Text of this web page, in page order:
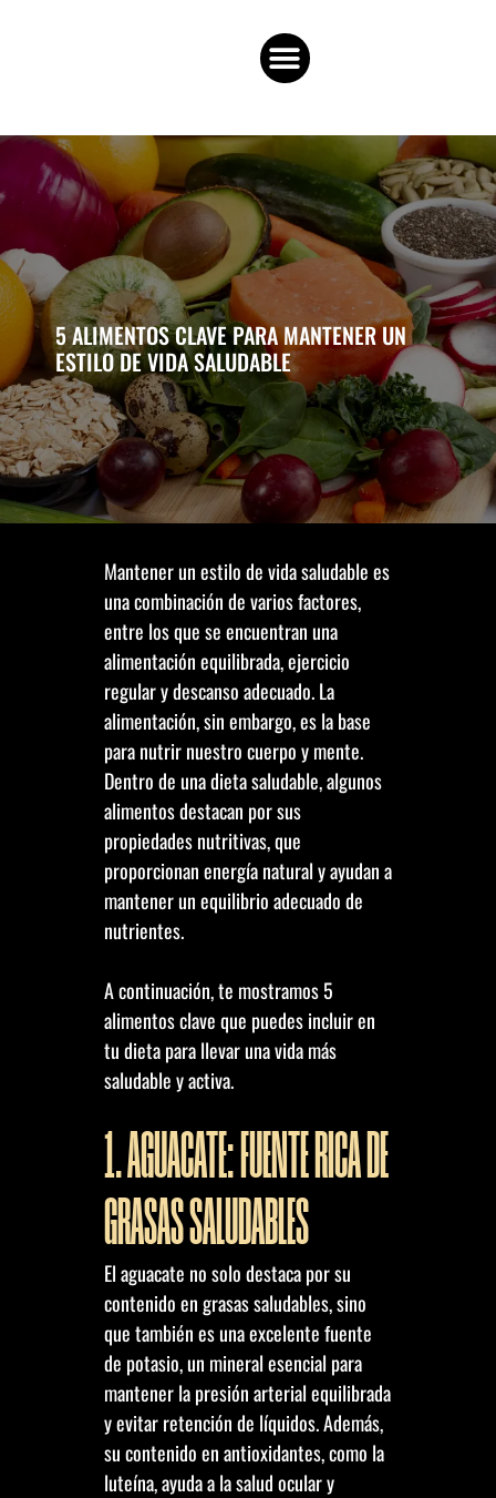
5 ALIMENTOS CLAVE PARA MANTENER UN
ESTILO DE VIDA SALUDABLE
Mantener un estilo de vida saludable es
una combinación de varios factores,
entre los que se encuentran una
alimentación equilibrada, ejercicio
regular y descanso adecuado. La
alimentación, sin embargo, es la base
para nutrir nuestro cuerpo y mente.
Dentro de una dieta saludable, algunos
alimentos destacan por sus
propiedades nutritivas, que
proporcionan energía natural y ayudan a
mantener un equilibrio adecuado de
nutrientes.
A continuación, te mostramos 5
alimentos clave que puedes incluir en
tu dieta para llevar una vida más
saludable y activa.
1. AGUACATE: FUENTE RICA DE
GRASAS SALUDABLES
El aguacate no solo destaca por su
contenido en grasas saludables, sino
que también es una excelente fuente
de potasio, un mineral esencial para
mantener la presión arterial equilibrada
y evitar retención de líquidos. Además,
su contenido en antioxidantes, como la
luteína, ayuda a la salud ocular y